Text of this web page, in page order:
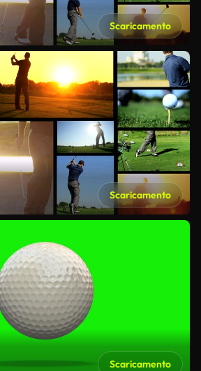
Scaricamento
Scaricamento
Scaricamento